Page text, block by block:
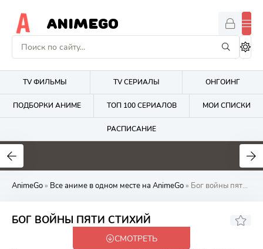
ANIMEGO
TV ФИЛЬМЫ TV СЕРИАЛЫ ОНГОИНГ
ПОДБОРКИ АНИМЕ ТОП 100 СЕРИАЛОВ МОИ СПИСКИ
РАСПИСАНИЕ
1.7
AnimeGo» Все аниме в одном месте на AnimeGo» Бог войны пяти стихий
БОГ ВОЙНЫ ПЯТИ СТИХИЙ
Закончен
6.41
СМОТРЕТЬ